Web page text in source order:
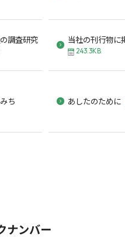
調査研究
当社の刊行物に
243.3KB
ち あしたのために
ナンバー